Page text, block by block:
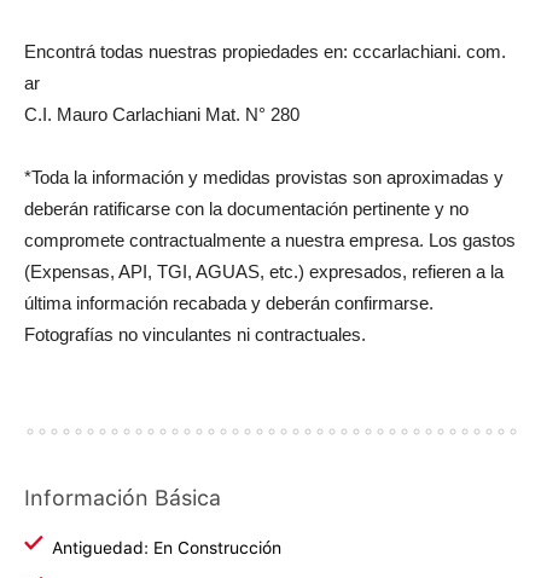
Encontrá todas nuestras propiedades en: cccarlachiani. com.
ar
C.I. Mauro Carlachiani Mat. N° 280
*Toda la información y medidas provistas son aproximadas y
deberán ratificarse con la documentación pertinente y no
compromete contractualmente a nuestra empresa. Los gastos
(Expensas, API, TGI, AGUAS, etc.) expresados, refieren a la
última información recabada y deberán confirmarse.
Fotografías no vinculantes ni contractuales.
Información Básica
Antiguedad: En Construcción